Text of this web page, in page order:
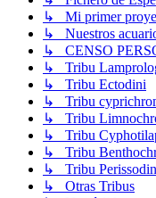
↳ Mi primer
↳ Nuestros
↳ CENSO
↳ Tribu
↳ Tribu Ectodini
↳ Tribu
↳ Tribu
↳ Tribu
↳ Tribu
↳ Tribu
↳ Otras Tribus